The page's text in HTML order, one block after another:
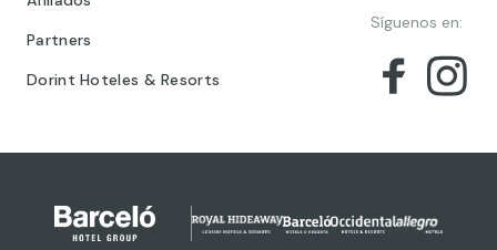
Partners
Dorint Hoteles & Resorts
Síguenos en: